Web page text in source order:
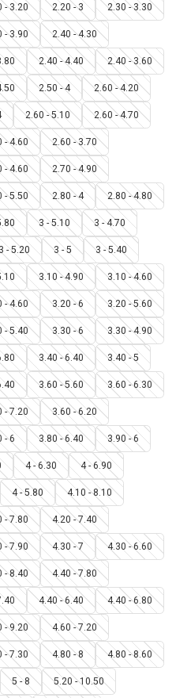
- 3.20 2.20 - 3 2.30 - 3.30
- 3.90 2.40 - 4.30
2.40 - 4.40 2.40 - 3.60
2.50 - 4 2.60 - 4.20
2.60 - 5.10 2.60 - 4.70
- 4.60 2.60 - 3.70
- 4.60 2.70 - 4.90
- 5.50 2.80 - 4 2.80 - 4.80
3 - 5.10 3 - 4.70
- 5.20 3 - 5 3 - 5.40
3.10 - 4.90 3.10 - 4.60
- 4.60 3.20 - 6 3.20 - 5.60
- 5.40 3.30 - 6 3.30 - 4.90
3.40 - 6.40 3.40 - 5
3.60 - 5.60 3.60 - 6.30
- 7.20 3.60 - 6.20
- 6 3.80 - 6.40 3.90 - 6
4 - 6.30 4 - 6.90
4 - 5.80 4.10 - 8.10
- 7.80 4.20 - 7.40
- 7.90 4.30 - 7 4.30 - 6.60
- 8.40 4.40 - 7.80
4.40 - 6.40 4.40 - 6.80
- 9.20 4.60 - 7.20
- 7.30 4.80 - 8 4.80 - 8.60
5 - 8 5.20 - 10.50